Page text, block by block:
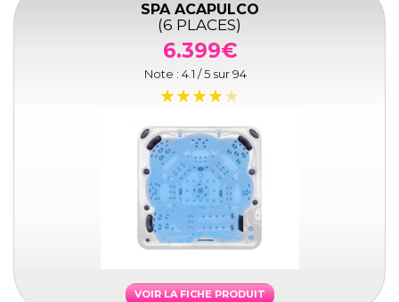
SPA ACAPULCO
(6 PLACES)
6.399€
Note : 4.1 / 5 sur94
VOIR LA FICHE PRODUIT